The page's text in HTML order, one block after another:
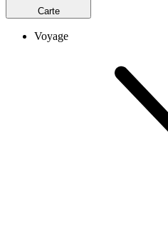
Carte
Voyage